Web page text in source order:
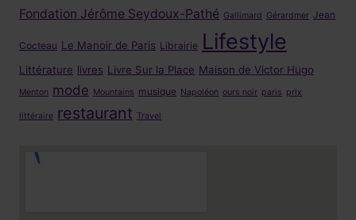
Fondation Jérôme Seydoux-Pathé Gallimard Gérardmer Jean
Cocteau Le Manoir de Paris Librairie Lifestyle
Littérature livres Livre Sur la Place Maison de Victor Hugo
Menton mode Mountains musique Napoléon ours noir paris prix
littéraire restaurant Travel